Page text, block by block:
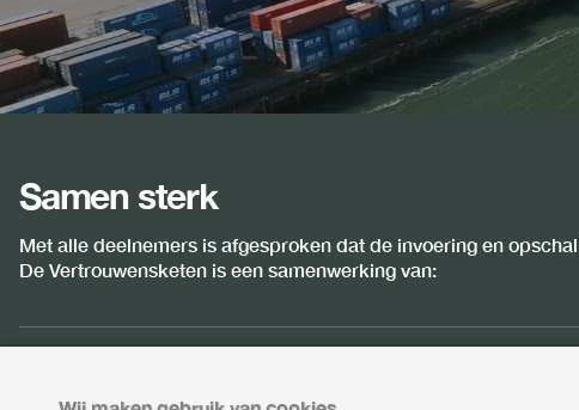
Samen sterk
Met alle deelnemers is afgesproken dat de invoering en
De Vertrouwensketen is een samenwerking van: